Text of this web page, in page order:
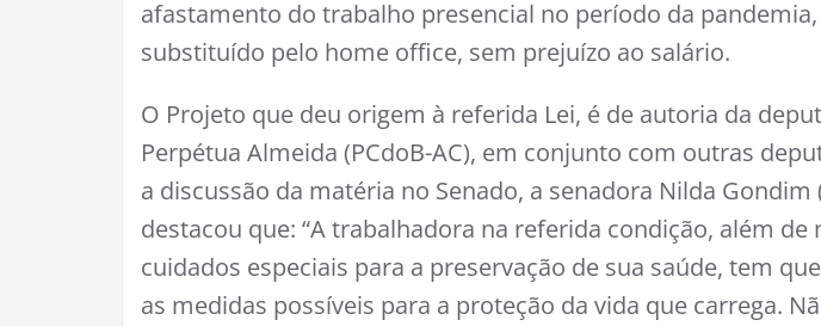
afastamento do trabalho presencial no período da
substituído pelo home office, sem prejuízo ao salário.
O Projeto que deu origem à referida Lei, é de autoria da
Perpétua Almeida (PCdoB-AC), em conjunto com outras
a discussão da matéria no Senado, a senadora Nilda Gondim
destacou que: “A trabalhadora na referida condição, além de
cuidados especiais para a preservação de sua saúde, tem
as medidas possíveis para a proteção da vida que carrega.